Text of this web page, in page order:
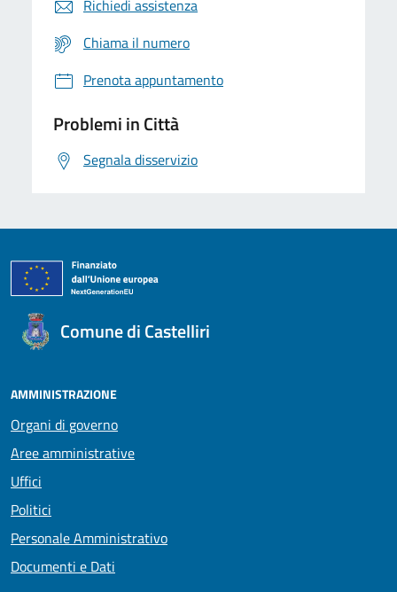
Richiedi assistenza
Chiama il numero
Prenota appuntamento
Problemi in Città
Segnala disservizio
Comune di Castelliri
AMMINISTRAZIONE
Organi di governo
Aree amministrative
Uffici
Politici
Personale Amministrativo
Documenti e Dati